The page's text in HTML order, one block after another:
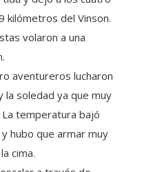
kilómetros del Vinson.
volaron a una
aventureros lucharon
la soledad ya que muy
temperatura bajó
hubo que armar muy
cima.